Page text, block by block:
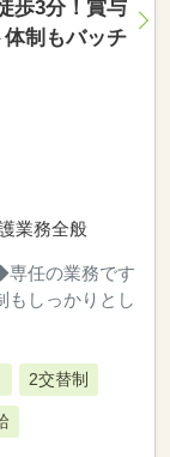
歩3分！賞与
制もバッチ
業務全般
任の業務です
もしっかりとし
2交替制